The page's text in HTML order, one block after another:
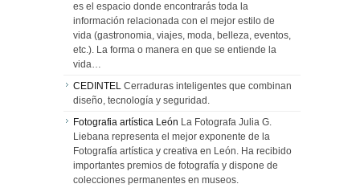
es el espacio donde encontrarás toda la
información relacionada con el mejor estilo de
vida (gastronomia, viajes, moda, belleza, eventos,
etc.). La forma o manera en que se entiende la
vida…
CEDINTEL Cerraduras inteligentes que combinan
diseño, tecnología y seguridad.
Fotografia artística León La Fotografa Julia G.
Liebana representa el mejor exponente de la
Fotografía artística y creativa en León. Ha recibido
importantes premios de fotografía y dispone de
colecciones permanentes en museos.